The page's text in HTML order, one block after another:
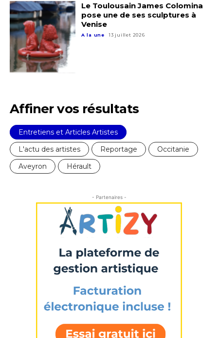
Adresse email*
Nom
Prénom
Statut / Organisation
J'accepte les termes et conditions
* Champ obligatoire
J'accepte lestermes et conditions
Le Toulousain James Colomina
pose une de ses sculptures à
Venise
A la une 13 juillet 2026
Affiner vos résultats
Entretiens et Articles Artistes
L'actu des artistes
Reportage
Occitanie
Aveyron
Hérault
- Partenaires -